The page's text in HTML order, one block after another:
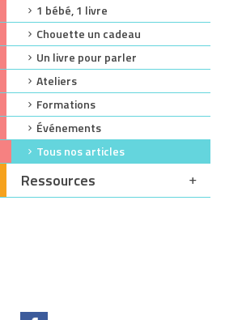
1 bébé, 1 livre
Chouette un cadeau
Un livre pour parler
Ateliers
Formations
Événements
Tous nos articles
Ressources